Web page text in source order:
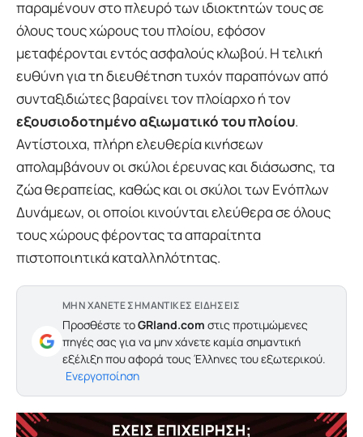
παραμένουν στο πλευρό των ιδιοκτητών τους σε
όλους τους χώρους του πλοίου, εφόσον
μεταφέρονται εντός ασφαλούς κλωβού. Η τελική
ευθύνη για τη διευθέτηση τυχόν παραπόνων από
συνταξιδιώτες βαραίνει τον πλοίαρχο ή τον
εξουσιοδοτημένο αξιωματικό του πλοίου.
Αντίστοιχα, πλήρη ελευθερία κινήσεων
απολαμβάνουν οι σκύλοι έρευνας και διάσωσης, τα
ζώα θεραπείας, καθώς και οι σκύλοι των Ενόπλων
Δυνάμεων, οι οποίοι κινούνται ελεύθερα σε όλους
τους χώρους φέροντας τα απαραίτητα
πιστοποιητικά καταλληλότητας.
ΜΗΝ ΧΑΝΕΤΕ ΣΗΜΑΝΤΙΚΕΣ ΕΙΔΗΣΕΙΣ
Προσθέστε τοGRland.com στις προτιμώμενες
πηγές σας για να μην χάνετε καμία σημαντική
εξέλιξη που αφορά τους Έλληνες του εξωτερικού.
Ενεργοποίηση